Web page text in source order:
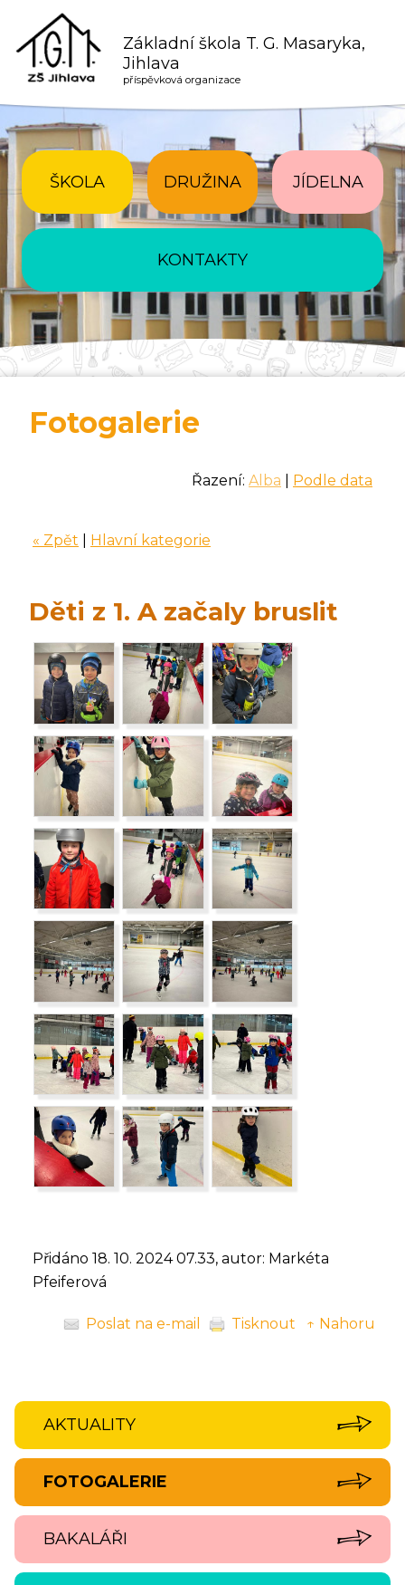
Základní škola T. G. Masaryka,
Jihlava
příspěvková organizace
ŠKOLA DRUŽINA JÍDELNA
KONTAKTY
Fotogalerie
Řazení: Alba Podle data
« Zpět Hlavní kategorie
Děti z 1. A začaly bruslit
Přidáno 18. 10. 2024 07.33, autor: Markéta
Pfeiferová
Poslat na e-mail Tisknout ↑ Nahoru
AKTUALITY
FOTOGALERIE
BAKALÁŘI